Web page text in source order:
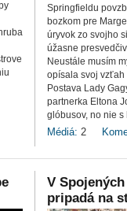
Springfieldu
bozkom pre
úryvok zo svojho
úžasne
Neustále musím
opísala svoj vzťah
Postava Lady
partnerka Eltona
glóbusov, no nie s
Médiá: 2
V
pripadá na